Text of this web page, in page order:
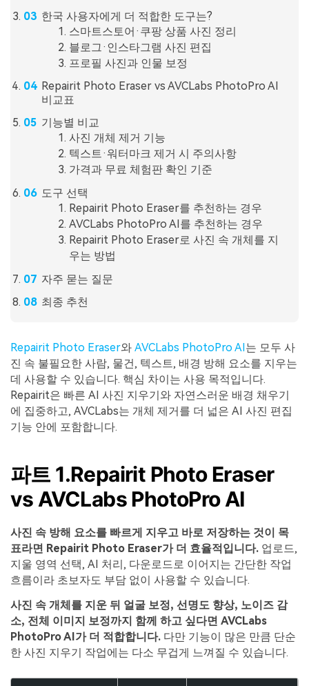
한국 사용자에게 더 적합한 도구는?
스마트스토어·쿠팡 상품 사진 정리
블로그·인스타그램 사진 편집
프로필 사진과 인물 보정
Repairit Photo Eraser vs AVCLabs PhotoPro AI
비교표
기능별 비교
사진 개체 제거 기능
텍스트·워터마크 제거 시 주의사항
가격과 무료 체험판 확인 기준
도구 선택
Repairit Photo Eraser를 추천하는 경우
AVCLabs PhotoPro AI를 추천하는 경우
Repairit Photo Eraser로 사진 속 개체를 지
우는 방법
자주 묻는 질문
최종 추천
Repairit Photo Eraser와 AVCLabs PhotoPro AI 는 모두 사
진 속 불필요한 사람, 물건, 텍스트, 배경 방해 요소를 지우는
데 사용할 수 있습니다. 핵심 차이는 사용 목적입니다.
Repairit은 빠른 AI 사진 지우기와 자연스러운 배경 채우기
에 집중하고, AVCLabs는 개체 제거를 더 넓은 AI 사진 편집
기능 안에 포함합니다.
파트 1.Repairit Photo Eraser
vs AVCLabs PhotoPro AI
사진 속 방해 요소를 빠르게 지우고 바로 저장하는 것이 목
표라면 Repairit Photo Eraser가 더 효율적입니다. 업로드,
지울 영역 선택, AI 처리, 다운로드로 이어지는 간단한 작업
흐름이라 초보자도 부담 없이 사용할 수 있습니다.
사진 속 개체를 지운 뒤 얼굴 보정, 선명도 향상, 노이즈 감
소, 전체 이미지 보정까지 함께 하고 싶다면 AVCLabs
PhotoPro AI가 더 적합합니다. 다만 기능이 많은 만큼 단순
한 사진 지우기 작업에는 다소 무겁게 느껴질 수 있습니다.